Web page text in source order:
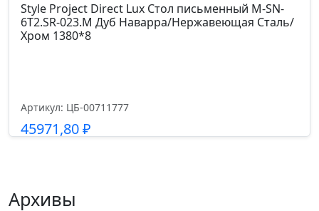
Style Project Direct Lux Стол письменный M-SN-
6T2.SR-023.M Дуб Наварра/Нержавеющая Сталь/
Хром 1380*8
Артикул: ЦБ-00711777
45971,80₽
Архивы